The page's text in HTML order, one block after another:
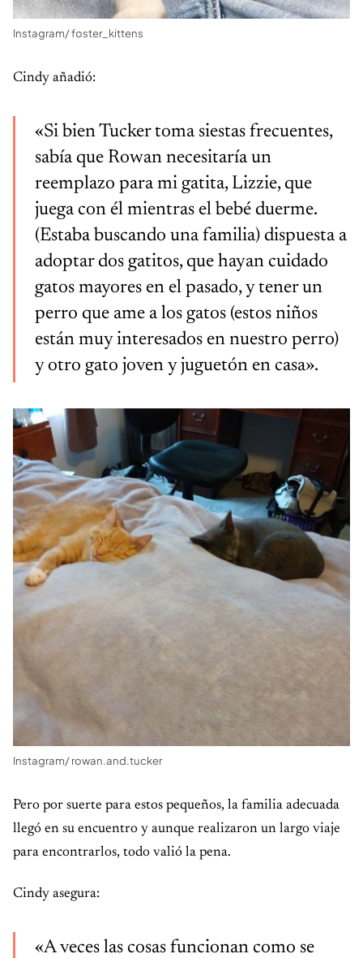
Instagram/ foster_kittens
Cindy añadió:
«Si bien Tucker toma siestas frecuentes,
sabía que Rowan necesitaría un
reemplazo para mi gatita, Lizzie, que
juega con él mientras el bebé duerme.
(Estaba buscando una familia) dispuesta a
adoptar dos gatitos, que hayan cuidado
gatos mayores en el pasado, y tener un
perro que ame a los gatos (estos niños
están muy interesados ​​en nuestro perro)
y otro gato joven y juguetón en casa».
Instagram/ rowan.and.tucker
Pero por suerte para estos pequeños, la familia adecuada
llegó en su encuentro y aunque realizaron un largo viaje
para encontrarlos, todo valió la pena.
Cindy asegura:
«A veces las cosas funcionan como se